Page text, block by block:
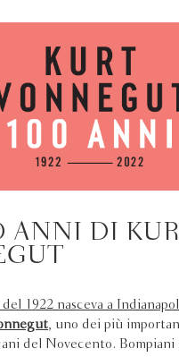
ANNI DI
1922 nasceva a
, uno dei più
del Novecento. Bompiani